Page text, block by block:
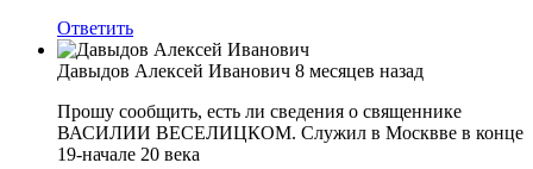
Ответить
Давыдов Алексей Иванович 8 месяцев назад
Прошу сообщить, есть ли сведения о священнике
ВАСИЛИИ ВЕСЕЛИЦКОМ. Служил в Москвве в конце
19-начале 20 века